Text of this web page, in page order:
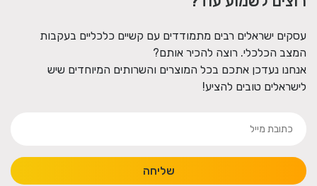
עסקים ישראלים רבים מתמודדים עם קשיים כלכליים בעקבות
המצב הכלכלי. רוצה להכיר אותם?
אנחנו נעדכן אתכם בכל המוצרים והשרותים המיוחדים שיש
לישראלים טובים להציע!
שליחה